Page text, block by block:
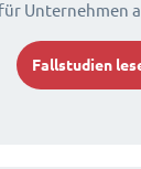
Unternehmen
Fallstudien